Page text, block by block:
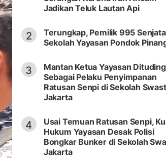
Jadikan Teluk Lautan Api
2
Terungkap, Pemilik 995
Sekolah Yayasan Pondok
3
Mantan Ketua Yayasan Dituding
Sebagai Pelaku Penyimpanan
Ratusan Senpi di Sekolah
Jakarta
4
Usai Temuan Ratusan Senpi,
Hukum Yayasan Desak Polisi
Bongkar Bunker di Sekolah
Jakarta